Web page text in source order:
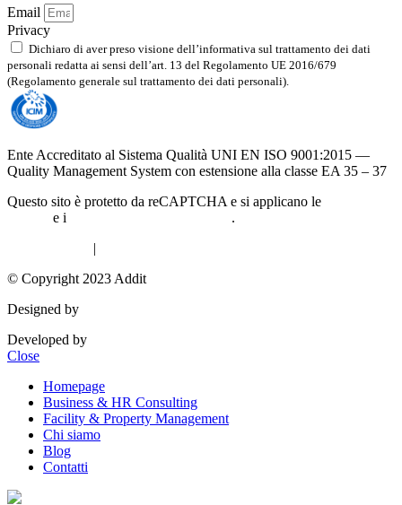
Email
Privacy
Dichiaro di aver preso visione dell’informativa sul trattamento dei dati
personali redatta ai sensi dell’art. 13 del Regolamento UE 2016/679
(Regolamento generale sul trattamento dei dati personali).
Ente Accreditato al Sistema Qualità UNI EN ISO 9001:2015 —
Quality Management System con estensione alla classe EA 35 – 37
Questo sito è protetto da reCAPTCHA e si applicano le
e i
.
|
© Copyright 2023 Addit
Designed by
Developed by
Close
Homepage
Business & HR Consulting
Facility & Property Management
Chi siamo
Blog
Contatti